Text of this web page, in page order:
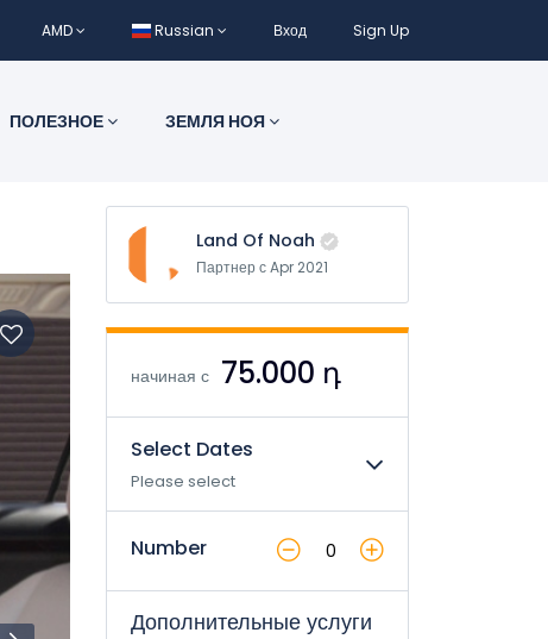
AMD Russian Вход Sign Up
ПОЛЕЗНОЕ ЗЕМЛЯ НОЯ
Land Of Noah
Партнер с Apr 2021
начиная с 75.000 դ
Select Dates
Please select
Number
Дополнительные услуги